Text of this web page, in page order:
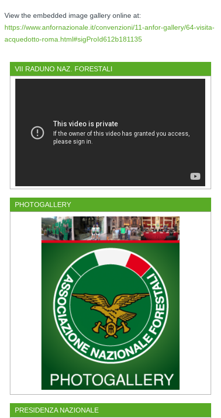
View the embedded image gallery online at:
https://www.anfornazionale.it/convenzioni/11-anfor-gallery/64-visita-
acquedotto-roma.html#sigProId612b181135
VII RADUNO NAZ. FORESTALI
PHOTOGALLERY
PRESIDENZA NAZIONALE